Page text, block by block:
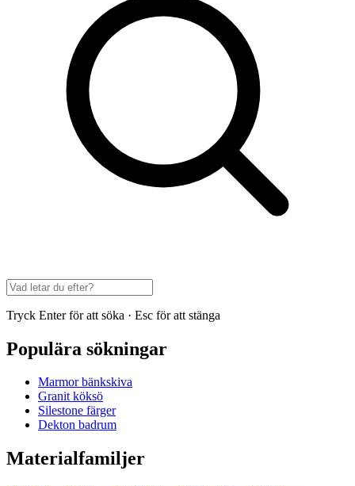
Tryck Enter för att söka · Esc för att stänga
Populära sökningar
Marmor bänkskiva
Granit köksö
Silestone färger
Dekton badrum
Materialfamiljer